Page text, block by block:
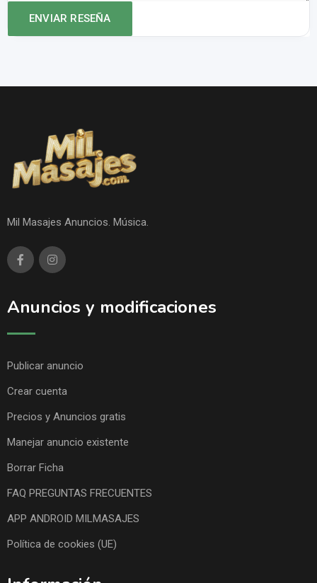
Mil Masajes Anuncios. Música.
Anuncios y modificaciones
Publicar anuncio
Crear cuenta
Precios y Anuncios gratis
Manejar anuncio existente
Borrar Ficha
FAQ PREGUNTAS FRECUENTES
APP ANDROID MILMASAJES
Política de cookies (UE)